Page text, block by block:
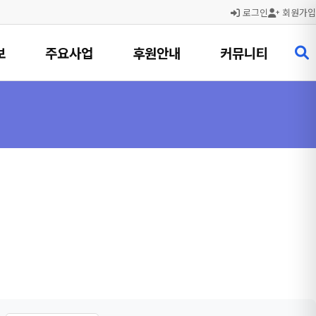
로그인 회원가입
주요사업 후원안내 커뮤니티